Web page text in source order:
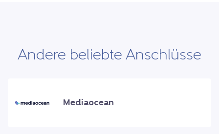
Andere beliebte Anschlüsse
Mediaocean